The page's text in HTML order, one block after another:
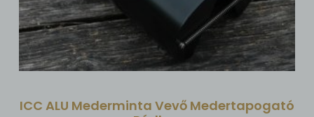
ICC ALU Mederminta Vevő Medertapogató